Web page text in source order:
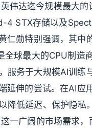
伟达迄今规模最大的
4 STX存储以及
仁勋特别强调，其中
全球最大的CPU制造
服务于大规模AI训练
延伸的尝试。在AI应
降低延迟、保护隐私
一广阔的市场需求，